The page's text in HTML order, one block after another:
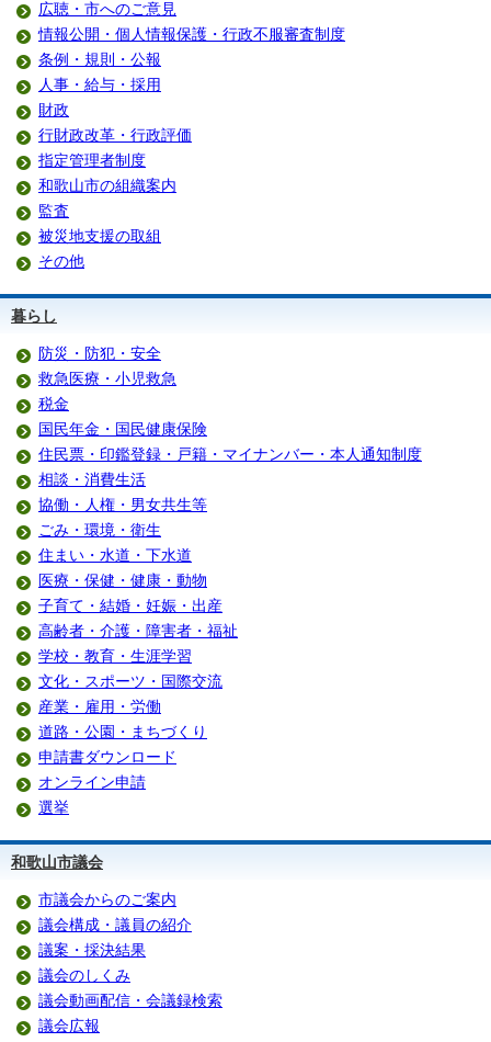
広聴・市へのご意見
情報公開・個人情報保護・行政不服審査制度
条例・規則・公報
人事・給与・採用
財政
行財政改革・行政評価
指定管理者制度
和歌山市の組織案内
監査
被災地支援の取組
その他
暮らし
防災・防犯・安全
救急医療・小児救急
税金
国民年金・国民健康保険
住民票・印鑑登録・戸籍・マイナンバー・本人通知制度
相談・消費生活
協働・人権・男女共生等
ごみ・環境・衛生
住まい・水道・下水道
医療・保健・健康・動物
子育て・結婚・妊娠・出産
高齢者・介護・障害者・福祉
学校・教育・生涯学習
文化・スポーツ・国際交流
産業・雇用・労働
道路・公園・まちづくり
申請書ダウンロード
オンライン申請
選挙
和歌山市議会
市議会からのご案内
議会構成・議員の紹介
議案・採決結果
議会のしくみ
議会動画配信・会議録検索
議会広報